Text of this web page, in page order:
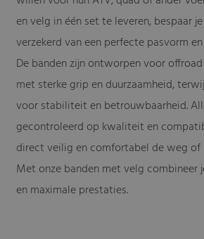
en velg in één set te leveren, bespaar
verzekerd van een perfecte pasvorm
De banden zijn ontworpen voor
met sterke grip en duurzaamheid,
voor stabiliteit en betrouwbaarheid.
gecontroleerd op kwaliteit en
direct veilig en comfortabel de weg of
Met onze banden met velg combineer
en maximale prestaties.